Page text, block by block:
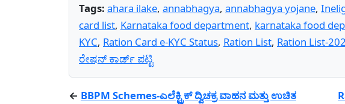
Tags: ahara ilake, annabhagya, annabhagya yojane,
card list, Karnataka food department, karnataka food
KYC, Ration Card e-KYC Status, Ration List, Ration List-
ರೇಷನ್ ಕಾರ್ಡ್ ಪಟ್ಟಿ
← BBPM Schemes-ಎಲೆಕ್ಟ್ರಿಕ್ ದ್ವಿಚಕ್ರ ವಾಹನ ಮತ್ತು ಉಚಿತ